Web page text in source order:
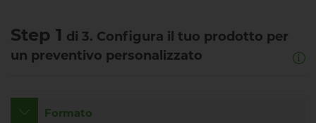
Step 1 di 3. Configura il tuo prodotto per
un preventivo personalizzato
Formato